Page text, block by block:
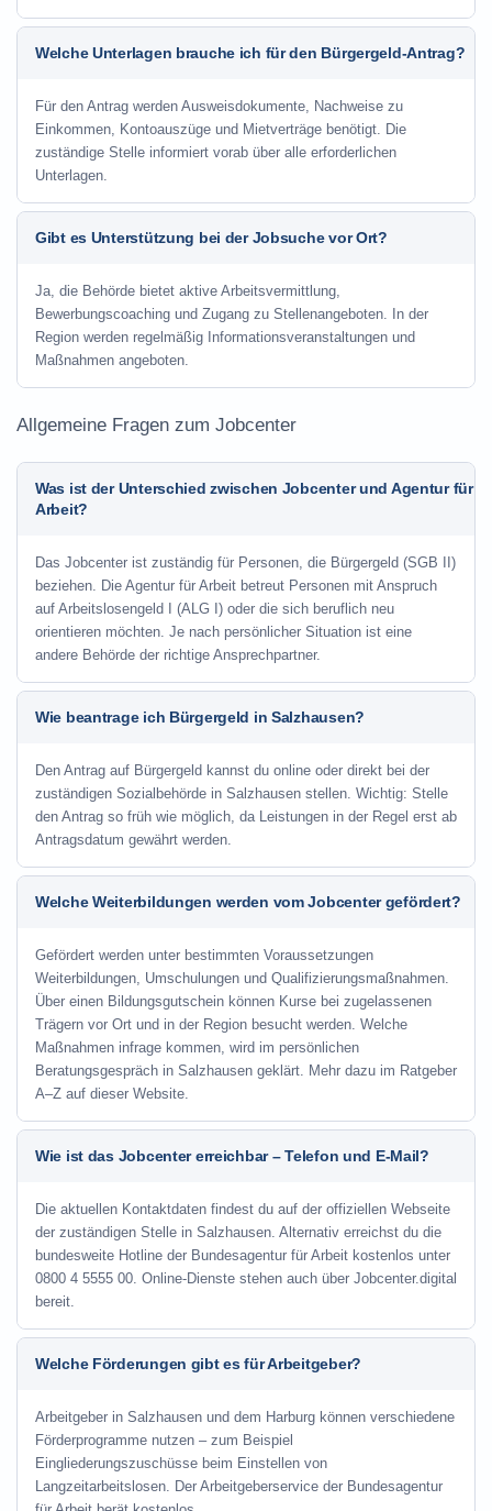
Welche Unterlagen brauche ich für den Bürgergeld-Antrag?
Für den Antrag werden Ausweisdokumente, Nachweise zu
Einkommen, Kontoauszüge und Mietverträge benötigt. Die
zuständige Stelle informiert vorab über alle erforderlichen
Unterlagen.
Gibt es Unterstützung bei der Jobsuche vor Ort?
Ja, die Behörde bietet aktive Arbeitsvermittlung,
Bewerbungscoaching und Zugang zu Stellenangeboten. In der
Region werden regelmäßig Informationsveranstaltungen und
Maßnahmen angeboten.
Allgemeine Fragen zum Jobcenter
Was ist der Unterschied zwischen Jobcenter und Agentur für
Arbeit?
Das Jobcenter ist zuständig für Personen, die Bürgergeld (SGB II)
beziehen. Die Agentur für Arbeit betreut Personen mit Anspruch
auf Arbeitslosengeld I (ALG I) oder die sich beruflich neu
orientieren möchten. Je nach persönlicher Situation ist eine
andere Behörde der richtige Ansprechpartner.
Wie beantrage ich Bürgergeld in Salzhausen?
Den Antrag auf Bürgergeld kannst du online oder direkt bei der
zuständigen Sozialbehörde in Salzhausen stellen. Wichtig: Stelle
den Antrag so früh wie möglich, da Leistungen in der Regel erst ab
Antragsdatum gewährt werden.
Welche Weiterbildungen werden vom Jobcenter gefördert?
Gefördert werden unter bestimmten Voraussetzungen
Weiterbildungen, Umschulungen und Qualifizierungsmaßnahmen.
Über einen Bildungsgutschein können Kurse bei zugelassenen
Trägern vor Ort und in der Region besucht werden. Welche
Maßnahmen infrage kommen, wird im persönlichen
Beratungsgespräch in Salzhausen geklärt. Mehr dazu im Ratgeber
A–Z auf dieser Website.
Wie ist das Jobcenter erreichbar – Telefon und E-Mail?
Die aktuellen Kontaktdaten findest du auf der offiziellen Webseite
der zuständigen Stelle in Salzhausen. Alternativ erreichst du die
bundesweite Hotline der Bundesagentur für Arbeit kostenlos unter
0800 4 5555 00. Online-Dienste stehen auch über Jobcenter.digital
bereit.
Welche Förderungen gibt es für Arbeitgeber?
Arbeitgeber in Salzhausen und dem Harburg können verschiedene
Förderprogramme nutzen – zum Beispiel
Eingliederungszuschüsse beim Einstellen von
Langzeitarbeitslosen. Der Arbeitgeberservice der Bundesagentur